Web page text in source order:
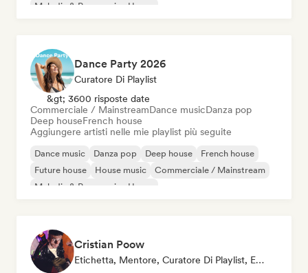
Melodic & Progressive House
Dance Party 2026
Curatore Di Playlist
&gt; 3600 risposte date
Commerciale / MainstreamDance musicDanza pop
Deep houseFrench house
Aggiungere artisti nelle mie playlist più seguite
Dance music Danza pop Deep house
French house
Future house
House music
Commerciale / Mainstream
Melodic & Progressive House
Cristian Poow
Etichetta, Mentore, Curatore Di Playlist, Esperto Del Suono